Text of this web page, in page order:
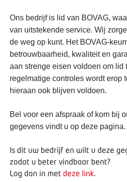
Ons bedrijf is lid van BOVAG,
van uitstekende service. Wij
de weg op kunt. Het BOVAG-
betrouwbaarheid, kwaliteit en
aan strenge eisen voldoen om lid
regelmatige controles wordt erop
hieraan ook blijven voldoen.
Bel voor een afspraak of kom bij
gegevens vindt u op deze pagina.
Is dit uw bedrijf en wilt u deze
zodat u beter vindbaar bent?
Log dan in met deze link.